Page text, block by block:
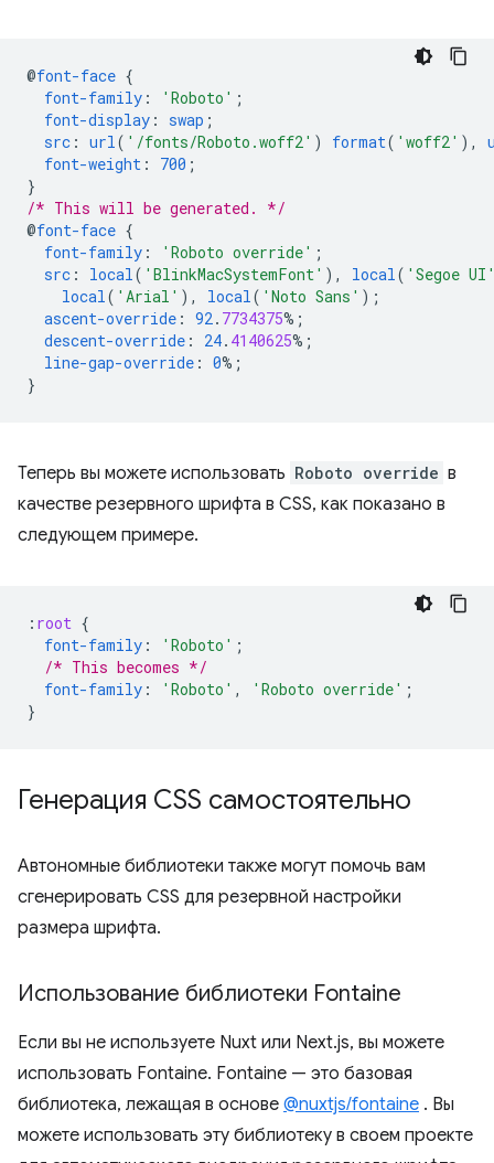
@font-face {
font-family : 'Roboto' ;
font-display : swap ;
src : url( '/fonts/Roboto.woff2' ) format( 'woff2' ),
font-weight : 700 ;
}
/* This will be generated. */
@font-face {
font-family : 'Roboto override' ;
src : local( 'BlinkMacSystemFont' ), local( 'Segoe
local( 'Arial' ), local( 'Noto Sans' );
ascent-override : 92. 7734375%;
descent-override : 24. 4140625%;
line-gap-override : 0%;
}
Теперь вы можете использовать Roboto override в
качестве резервного шрифта в CSS, как показано в
следующем примере.
: root {
font-family : 'Roboto' ;
/* This becomes */
font-family : 'Roboto' , 'Roboto override' ;
}
Генерация CSS самостоятельно
Автономные библиотеки также могут помочь вам
сгенерировать CSS для резервной настройки
размера шрифта.
Использование библиотеки Fontaine
Если вы не используете Nuxt или Next.js, вы можете
использовать Fontaine. Fontaine — это базовая
библиотека, лежащая в основе @nuxtjs/fontaine . Вы
можете использовать эту библиотеку в своем проекте